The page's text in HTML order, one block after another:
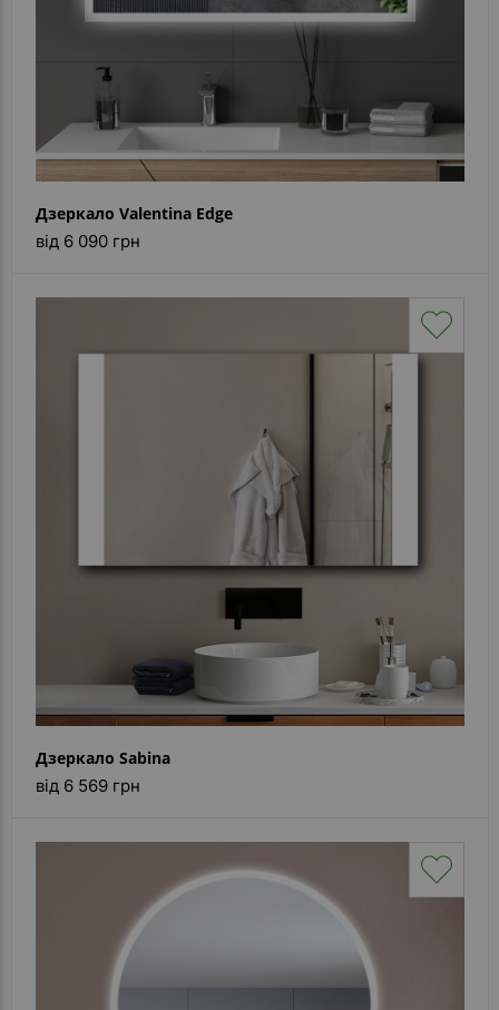
Дзеркало Valentina Edge
від 6 090 грн
Дзеркало Sabina
від 6 569 грн